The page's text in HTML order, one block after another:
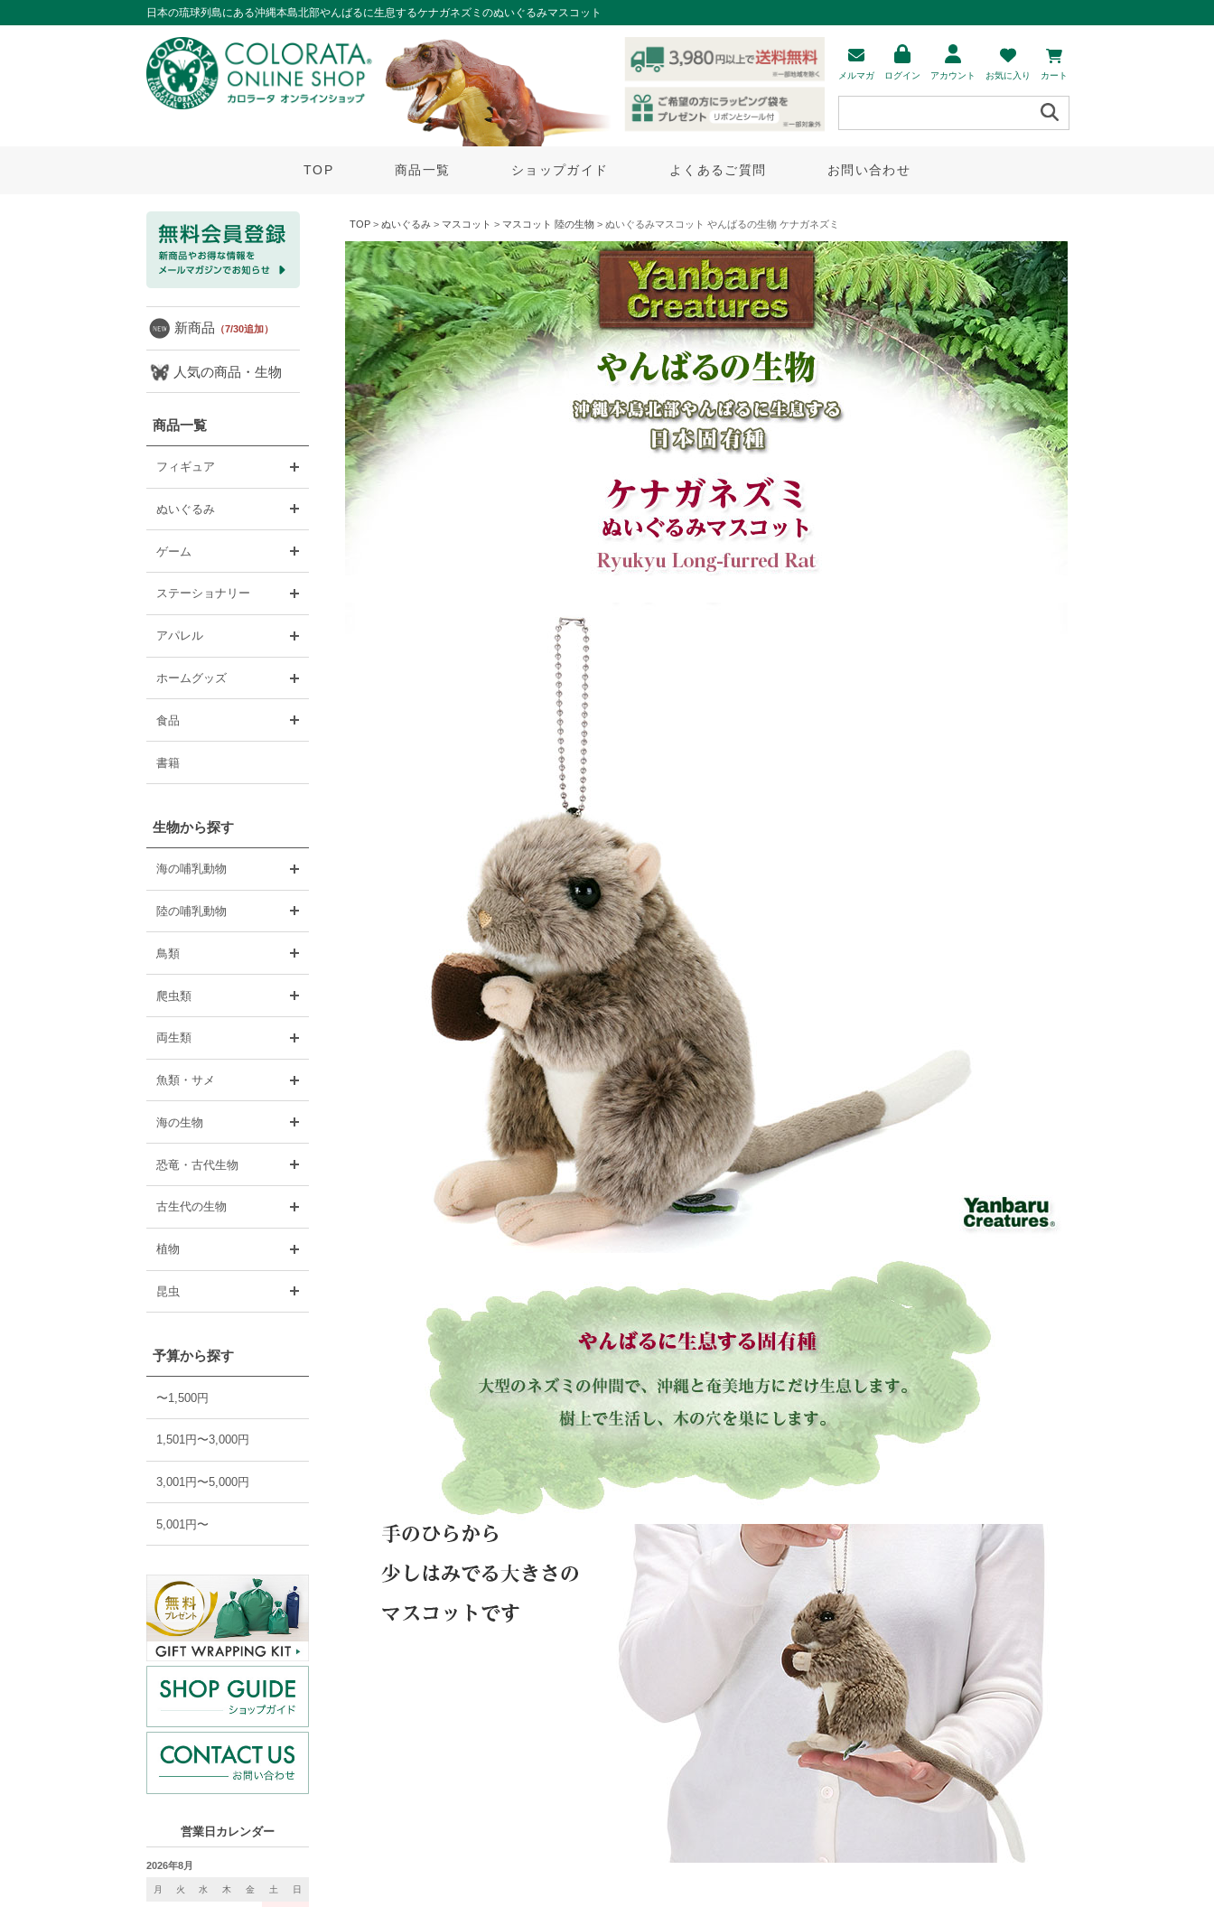
日本の琉球列島にある沖縄本島北部やんばるに生息するケナガネズミのぬいぐるみマスコット
メルマガ ログイン アカウント お気に入り カート
TOP 商品一覧 ショップガイド よくあるご質問 お問い合わせ
新商品 （7/30追加）
人気の商品・生物
商品一覧
フィギュア
ぬいぐるみ
ゲーム
ステーショナリー
アパレル
ホームグッズ
食品
書籍
生物から探す
海の哺乳動物
陸の哺乳動物
鳥類
爬虫類
両生類
魚類・サメ
海の生物
恐竜・古代生物
古生代の生物
植物
昆虫
予算から探す
〜1,500円
1,501円〜3,000円
3,001円〜5,000円
5,001円〜
営業日カレンダー
2026年8月
月 火 水 木 金 土 日
TOP > ぬいぐるみ > マスコット > マスコット 陸の生物 > ぬいぐるみマスコット やんばるの生物 ケナガネズミ